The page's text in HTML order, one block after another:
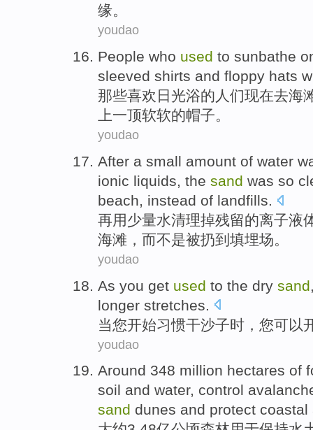
缘。
youdao
People who used to sunbathe
sleeved shirts and floppy hats
那些喜欢日光浴的人们现在去海
上一顶软软的帽子。
youdao
After a small amount of water
ionic liquids, the sand was so
beach, instead of landfills.
再用少量水清理掉残留的离子液
海滩 ， 而不是被扔到 填埋场。
youdao
As you get used to the dry sand
longer stretches
当您开始习惯干沙子时 ，您可以
youdao
Around 348 million hectares of
soil and water, control
sand dunes and protect coastal